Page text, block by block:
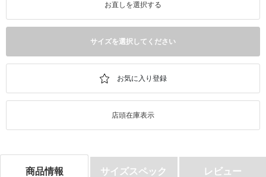
お直しを選択する
サイズを選択してください
店頭在庫表示
商品情報 サイズスペック レビュー